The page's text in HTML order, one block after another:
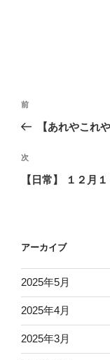
投
ビ
ゲ
ン
前
の
稿
前
【あれやこれ
次
の
次
【日常】 １２月１
アーカイブ
2025年5月
2025年4月
2025年3月